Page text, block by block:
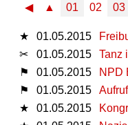
◀
▲ 01 02 03
★ 01.05.2015
✂
01.05.2015
Tanz
⚑
01.05.2015
NPD
⚑
01.05.2015
★
01.05.2015